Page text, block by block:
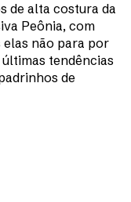
de alta costura da
Peônia, com
elas não para por
tendências
de